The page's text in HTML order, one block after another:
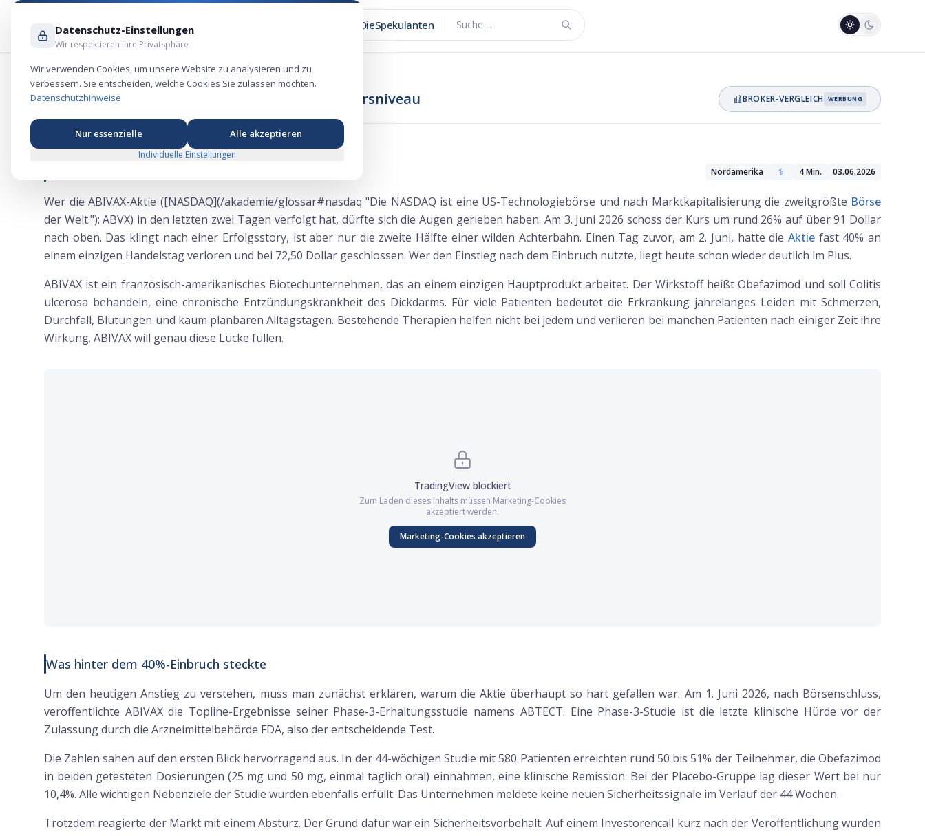
DieSpekulanten Suche ...
ABIVAX springt 26% nach Absturz auf neues Kursniveau BROKER-VERGLEICH WERBUNG
Nordamerika ⚕️ 4Min. 03.06.2026
Wer die ABIVAX-Aktie ([NASDAQ](/akademie/glossar#nasdaq "Die NASDAQ ist eine US-Technologiebörse und nach Marktkapitalisierung die zweitgrößte Börse
der Welt."): ABVX) in den letzten zwei Tagen verfolgt hat, dürfte sich die Augen gerieben haben. Am 3. Juni 2026 schoss der Kurs um rund 26% auf über 91 Dollar
nach oben. Das klingt nach einer Erfolgsstory, ist aber nur die zweite Hälfte einer wilden Achterbahn. Einen Tag zuvor, am 2. Juni, hatte die Aktie fast 40% an
einem einzigen Handelstag verloren und bei 72,50 Dollar geschlossen. Wer den Einstieg nach dem Einbruch nutzte, liegt heute schon wieder deutlich im Plus.
ABIVAX ist ein französisch-amerikanisches Biotechunternehmen, das an einem einzigen Hauptprodukt arbeitet. Der Wirkstoff heißt Obefazimod und soll Colitis
ulcerosa behandeln, eine chronische Entzündungskrankheit des Dickdarms. Für viele Patienten bedeutet die Erkrankung jahrelanges Leiden mit Schmerzen,
Durchfall, Blutungen und kaum planbaren Alltagstagen. Bestehende Therapien helfen nicht bei jedem und verlieren bei manchen Patienten nach einiger Zeit ihre
Wirkung. ABIVAX will genau diese Lücke füllen.
TradingViewblockiert
Zum Laden dieses Inhalts müssen Marketing-Cookies
akzeptiert werden.
Marketing-Cookies akzeptieren
Was hinter dem 40%-Einbruch steckte
Um den heutigen Anstieg zu verstehen, muss man zunächst erklären, warum die Aktie überhaupt so hart gefallen war. Am 1. Juni 2026, nach Börsenschluss,
veröffentlichte ABIVAX die Topline-Ergebnisse seiner Phase-3-Erhaltungsstudie namens ABTECT. Eine Phase-3-Studie ist die letzte klinische Hürde vor der
Zulassung durch die Arzneimittelbehörde FDA, also der entscheidende Test.
Die Zahlen sahen auf den ersten Blick hervorragend aus. In der 44-wöchigen Studie mit 580 Patienten erreichten rund 50 bis 51% der Teilnehmer, die Obefazimod
in beiden getesteten Dosierungen (25 mg und 50 mg, einmal täglich oral) einnahmen, eine klinische Remission. Bei der Placebo-Gruppe lag dieser Wert bei nur
10,4%. Alle wichtigen Nebenziele der Studie wurden ebenfalls erfüllt. Das Unternehmen meldete keine neuen Sicherheitssignale im Verlauf der 44 Wochen.
Trotzdem reagierte der Markt mit einem Absturz. Der Grund dafür war ein Sicherheitsvorbehalt. Auf einem Investorencall kurz nach der Veröffentlichung wurden
Datenschutz-Einstellungen
Wir respektieren Ihre Privatsphäre
Wir verwenden Cookies, um unsere Website zu analysieren und zu
verbessern. Sie entscheiden, welche Cookies Sie zulassen möchten.
Datenschutzhinweise
Nur essenzielle Alle akzeptieren
Individuelle Einstellungen